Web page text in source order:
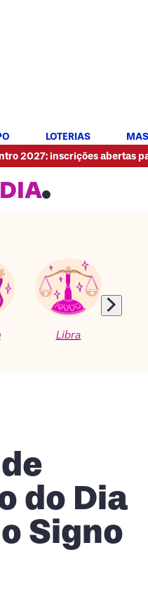
LOTERIAS
abertas para 1.154
Libra
do Dia
Signo